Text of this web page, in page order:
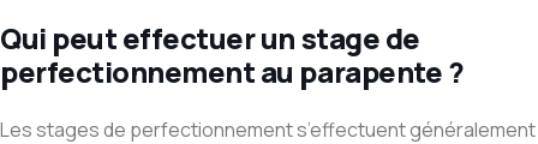
Qui peut effectuer un stage de
perfectionnement au parapente ?
Les stages de perfectionnement s’effectuent généralement